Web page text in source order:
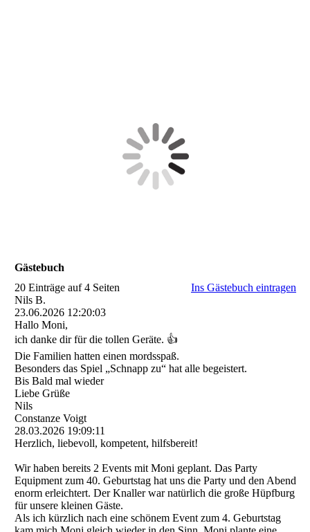
Gästebuch
20 Einträge auf 4 Seiten
Ins Gästebuch eintragen
Nils B.
23.06.2026 12:20:03
Hallo Moni,
ich danke dir für die tollen Geräte. 👍
Die Familien hatten einen mordsspaß.
Besonders das Spiel „Schnapp zu“ hat alle begeistert.
Bis Bald mal wieder
Liebe Grüße
Nils
Constanze Voigt
28.03.2026 19:09:11
Herzlich, liebevoll, kompetent, hilfsbereit!
Wir haben bereits 2 Events mit Moni geplant. Das Party
Equipment zum 40. Geburtstag hat uns die Party und den Abend
enorm erleichtert. Der Knaller war natürlich die große Hüpfburg
für unsere kleinen Gäste.
Als ich kürzlich nach eine schönem Event zum 4. Geburtstag